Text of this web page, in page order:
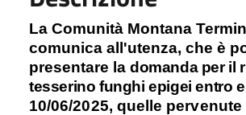
La Comunità Montana
comunica all'utenza, che è
presentare la domanda per il
tesserino funghi epigei entro e
10/06/2025, quelle